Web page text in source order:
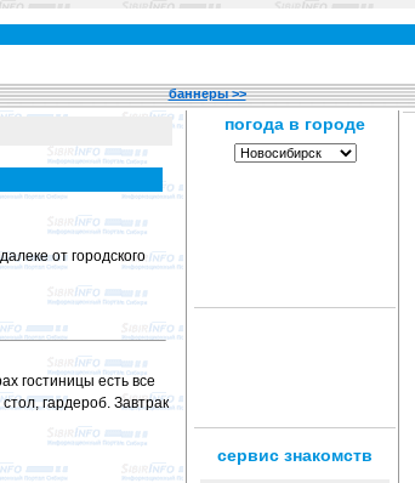
баннеры >>
от городского
гостиницы есть все
гардероб. Завтрак
сервис знакомств